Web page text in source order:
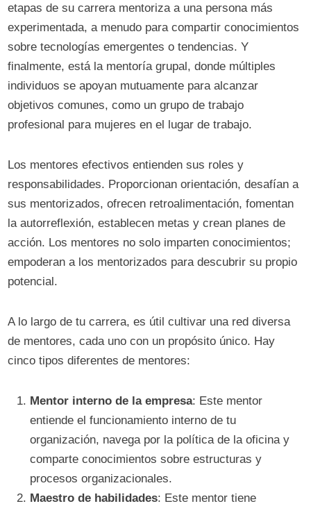
etapas de su carrera mentoriza a una persona más
experimentada, a menudo para compartir conocimientos
sobre tecnologías emergentes o tendencias. Y
finalmente, está la mentoría grupal, donde múltiples
individuos se apoyan mutuamente para alcanzar
objetivos comunes, como un grupo de trabajo
profesional para mujeres en el lugar de trabajo.
Los mentores efectivos entienden sus roles y
responsabilidades. Proporcionan orientación, desafían a
sus mentorizados, ofrecen retroalimentación, fomentan
la autorreflexión, establecen metas y crean planes de
acción. Los mentores no solo imparten conocimientos;
empoderan a los mentorizados para descubrir su propio
potencial.
A lo largo de tu carrera, es útil cultivar una red diversa
de mentores, cada uno con un propósito único. Hay
cinco tipos diferentes de mentores:
Mentor interno de la empresa: Este mentor
entiende el funcionamiento interno de tu
organización, navega por la política de la oficina y
comparte conocimientos sobre estructuras y
procesos organizacionales.
Maestro de habilidades: Este mentor tiene